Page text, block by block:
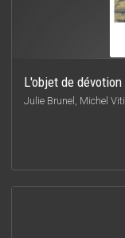
L'objet de
Julie Brunel, Michel